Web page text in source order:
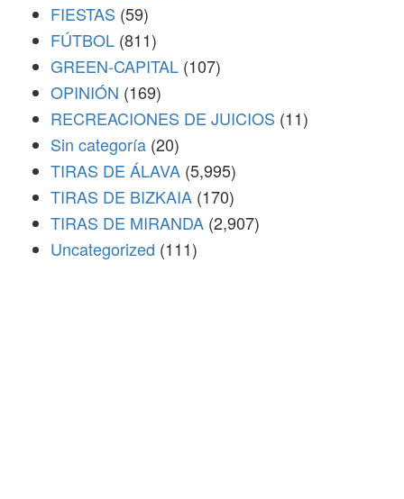
FIESTAS (59)
FÚTBOL (811)
GREEN-CAPITAL (107)
OPINIÓN (169)
RECREACIONES DE JUICIOS (11)
Sin categoría (20)
TIRAS DE ÁLAVA (5,995)
TIRAS DE BIZKAIA (170)
TIRAS DE MIRANDA (2,907)
Uncategorized (111)